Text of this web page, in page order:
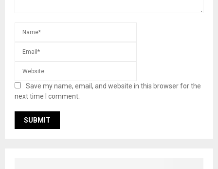
Save my name, email, and website in this browser for the
next time I comment.